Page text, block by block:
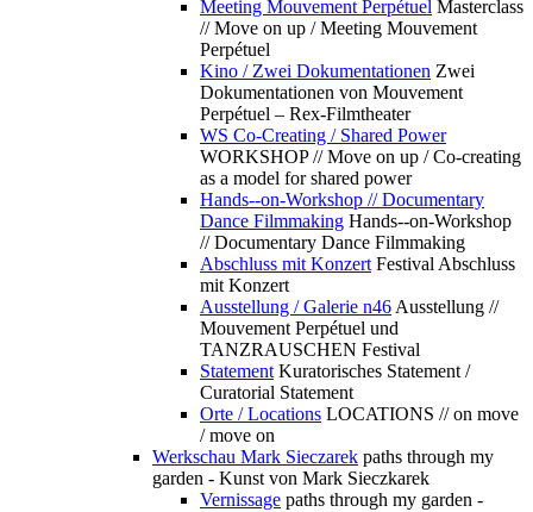
Meeting Mouvement Perpétuel Masterclass
// Move on up / Meeting Mouvement
Perpétuel
Kino / Zwei Dokumentationen Zwei
Dokumentationen von Mouvement
Perpétuel – Rex-Filmtheater
WS Co-Creating / Shared Power
WORKSHOP // Move on up / Co-creating
as a model for shared power
Hands--on-Workshop // Documentary
Dance Filmmaking Hands--on-Workshop
// Documentary Dance Filmmaking
Abschluss mit Konzert Festival Abschluss
mit Konzert
Ausstellung / Galerie n46 Ausstellung //
Mouvement Perpétuel und
TANZRAUSCHEN Festival
Statement Kuratorisches Statement /
Curatorial Statement
Orte / Locations LOCATIONS // on move
/ move on
Werkschau Mark Sieczarek paths through my
garden - Kunst von Mark Sieczkarek
Vernissage paths through my garden -